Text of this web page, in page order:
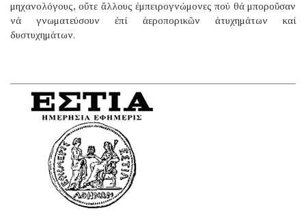
μηχανολόγους, οὔτε ἄλλους ἐμπειρογνώμονες πού θά μποροῦσαν
νά γνωματεύσουν ἐπί ἀεροπορικῶν ἀτυχημάτων καί
δυστυχημάτων.